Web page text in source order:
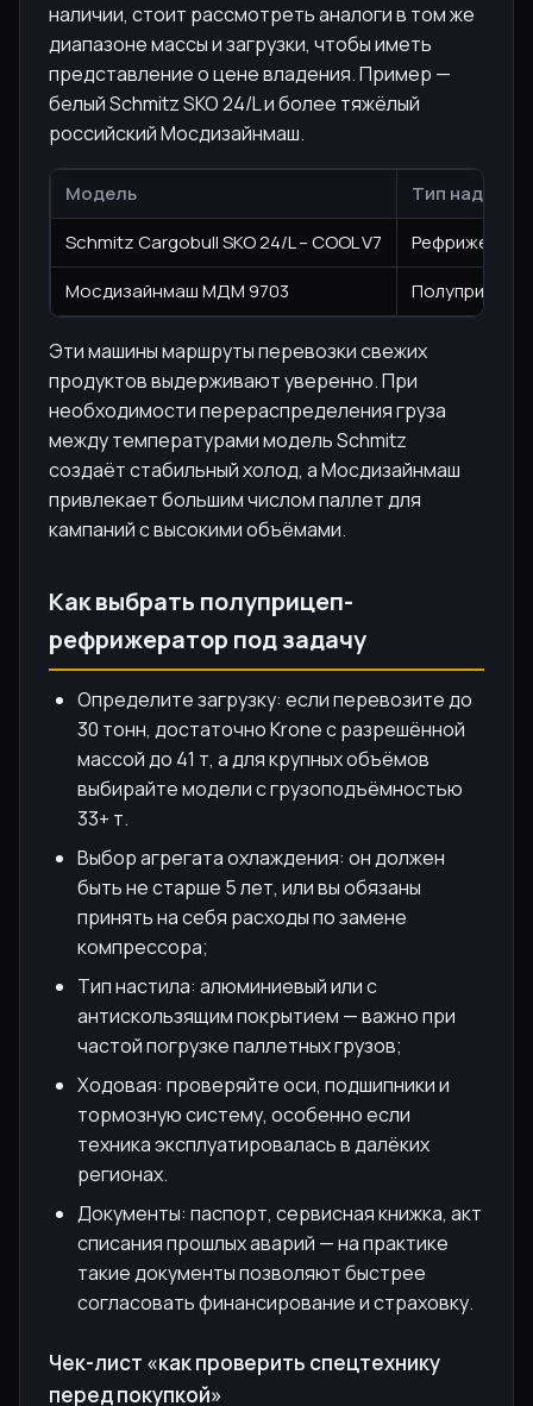
наличии, стоит рассмотреть аналоги в том же
диапазоне массы и загрузки, чтобы иметь
представление о цене владения. Пример —
белый Schmitz SKO 24/L и более тяжёлый
российский Мосдизайнмаш.
Модель
Тип
Schmitz Cargobull SKO 24/L – COOL V7
Мосдизайнмаш МДМ 9703
Полуприцеп-
Эти машины маршруты перевозки свежих
продуктов выдерживают уверенно. При
необходимости перераспределения груза
между температурами модель Schmitz
создаёт стабильный холод, а Мосдизайнмаш
привлекает большим числом паллет для
кампаний с высокими объёмами.
Как выбрать полуприцеп-
рефрижератор под задачу
Определите загрузку: если перевозите до
30 тонн, достаточно Krone с разрешённой
массой до 41 т, а для крупных объёмов
выбирайте модели с грузоподъёмностью
33+ т.
Выбор агрегата охлаждения: он должен
быть не старше 5 лет, или вы обязаны
принять на себя расходы по замене
компрессора;
Тип настила: алюминиевый или с
антискользящим покрытием — важно при
частой погрузке паллетных грузов;
Ходовая: проверяйте оси, подшипники и
тормозную систему, особенно если
техника эксплуатировалась в далёких
регионах.
Документы: паспорт, сервисная книжка, акт
списания прошлых аварий — на практике
такие документы позволяют быстрее
согласовать финансирование и страховку.
Чек-лист «как проверить спецтехнику
перед покупкой»